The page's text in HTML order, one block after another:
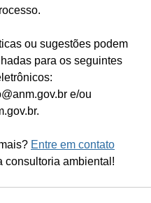
ou sugestões podem
para os seguintes
e/ou
Entre em contato
consultoria ambiental!